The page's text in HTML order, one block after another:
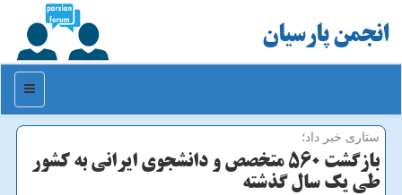
انجمن پارسیان
منو
ستاری خبر داد؛
بازگشت ۵۶۰ متخصص و دانشجوی ایرانی به کشور
طی یک سال گذشته